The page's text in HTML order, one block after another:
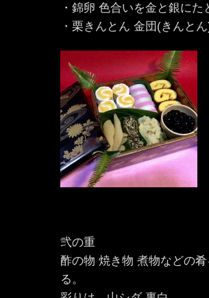
・錦卵 色合いを金と銀にた
・栗きんとん 金団(きんと
弐の重
酢の物 焼き物 煮物などの
る。